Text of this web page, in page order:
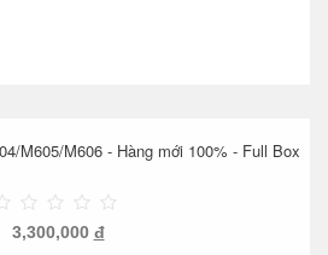
M605/M606 - Hàng mới 100% - Full Box
3,300,000 đ